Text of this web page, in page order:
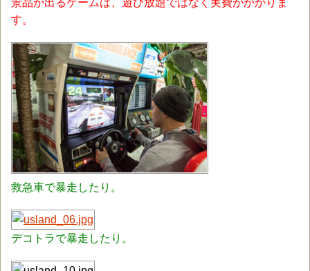
景品が出るゲームは、遊び放題ではなく実費がかかりま
す。
救急車で暴走したり。
デコトラで暴走したり。